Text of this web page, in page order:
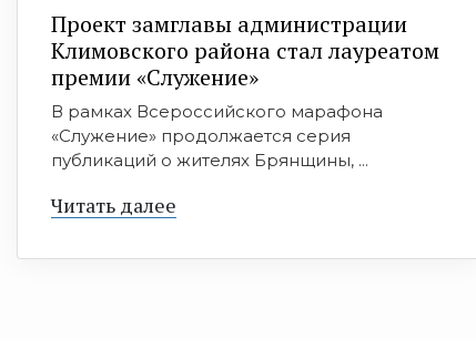
Проект замглавы администрации
Климовского района стал лауреатом
премии «Служение»
В рамках Всероссийского марафона
«Служение» продолжается серия
публикаций о жителях Брянщины, ...
Читать далее